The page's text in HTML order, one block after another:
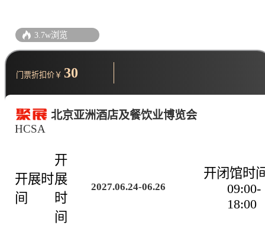
北京亚洲酒店及餐饮业博览会
HCSA
开展时
间
开
展
时
间
2027.06.24-06.26
开闭馆时
09:00-
18:00
3.7w浏览
门票折扣价￥ 30